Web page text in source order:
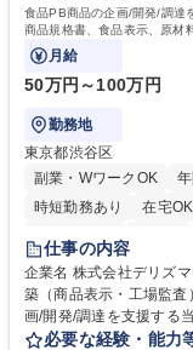
食品PB商品の企画/開発/調達
商品規格書、食品表示、原材
品質基準整備から発売後対応
月給
50万円～100万円
勤務地
東京都渋谷区
副業・WワークOK
時短勤務あり
在宅OK
駅近5分以内
仕事の内容
企業名 株式会社デリズマート 求人名 【食品品質保証・品質管
築（商品表示・工場監査）/PB商品開発
画/開発/調達を支援する
品規格書、食品表示、原
必要な経験・能力